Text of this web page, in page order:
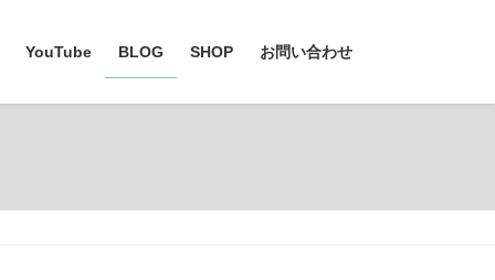
YouTube BLOG SHOP お問い合わせ